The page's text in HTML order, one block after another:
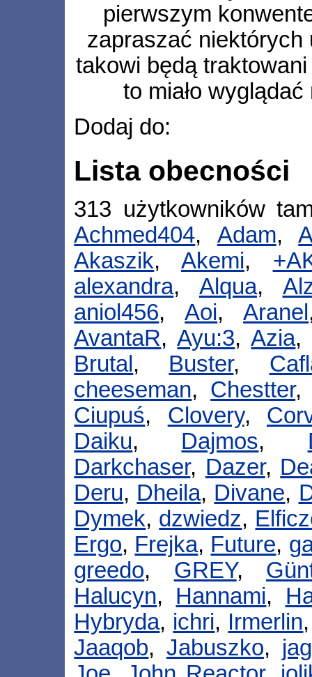
pierwszym
zapraszać
takowi będą
to miało
Dodaj do:
Lista obecności
313 użytkowników
Achmed404, Adam,
Akaszik, Akemi,
alexandra, Alqua,
aniol456,Aoi,Aranel
AvantaR,Ayu:3,Azia
Brutal , Buster,
cheeseman, Chestter
Ciupuś, Clovery,
Daiku, Dajmos,
Darkchaser, Dazer,
Deru, Dheila, Divane,
Dymek, dzwiedz,
Ergo, Frejka, Future,
greedo, GREY,
Halucyn, Hannami,
Hybryda, ichri, Irmerlin
Jaaqob, Jabuszko,